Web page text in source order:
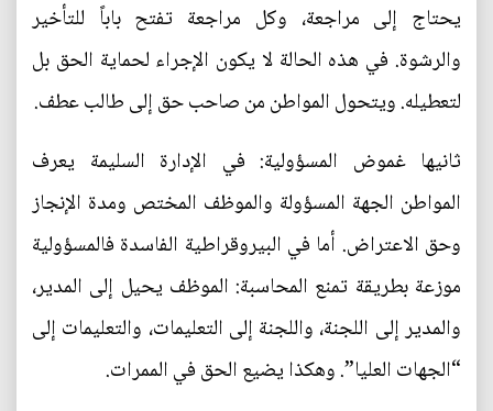
يحتاج إلى مراجعة، وكل مراجعة تفتح باباً للتأخير
والرشوة. في هذه الحالة لا يكون الإجراء لحماية الحق بل
لتعطيله. ويتحول المواطن من صاحب حق إلى طالب عطف.
ثانيها غموض المسؤولية: في الإدارة السليمة يعرف
المواطن الجهة المسؤولة والموظف المختص ومدة الإنجاز
وحق الاعتراض. أما في البيروقراطية الفاسدة فالمسؤولية
موزعة بطريقة تمنع المحاسبة: الموظف يحيل إلى المدير،
والمدير إلى اللجنة، واللجنة إلى التعليمات، والتعليمات إلى
“الجهات العليا”. وهكذا يضيع الحق في الممرات.